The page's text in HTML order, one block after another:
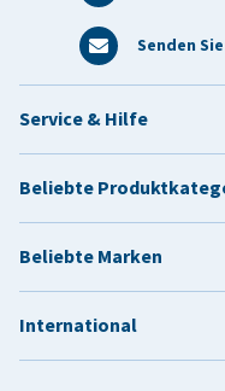
Senden
Service & Hilfe
Beliebte
Beliebte Marken
International